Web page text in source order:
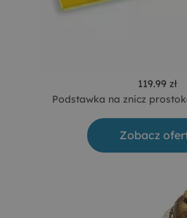
119.99 zł
Podstawka na znicz
Zobacz